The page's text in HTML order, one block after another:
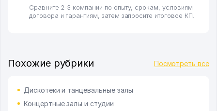
Сравните 2–3 компании по опыту, срокам, условиям
договора и гарантиям, затем запросите итоговое КП.
Похожие рубрики Посмотреть все
Дискотеки и танцевальные залы
Концертные залы и студии